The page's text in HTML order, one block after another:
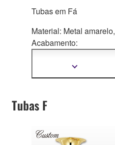
Tubas em Fá
Material: Metal amarelo,
Acabamento:
transparenteMostrar
Tubas F